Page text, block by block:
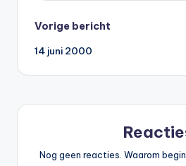
Bericht
navigatie
Vorige bericht
14 juni 2000
Nog geen reacties. Waarom